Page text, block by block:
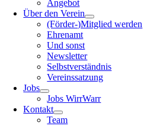
Angebot
Über den Verein
(Förder-)Mitglied werden
Ehrenamt
Und sonst
Newsletter
Selbstverständnis
Vereinssatzung
Jobs
Jobs WirrWarr
Kontakt
Team